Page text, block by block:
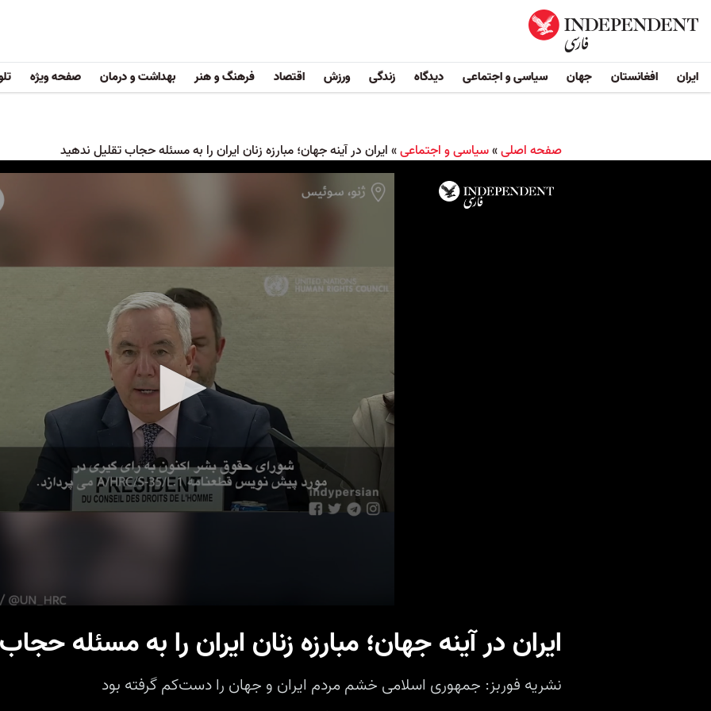
ایران افغانستان جهان سیاسی و اجتماعی دیدگاه زندگی ورزش اقتصاد فرهنگ و هنر بهداشت و درمان صفحه ویژه
صفحه اصلی»سیاسی و اجتماعی»ایران در آینه جهان؛ مبارزه زنان ایران را به مسئله حجاب تقلیل ندهید
ایران در آینه جهان؛ مبارزه زنان ایران را به مسئله
نشریه فوربز: جمهوری اسلامی خشم مردم ایران و جهان را دست‌کم گرفته بود